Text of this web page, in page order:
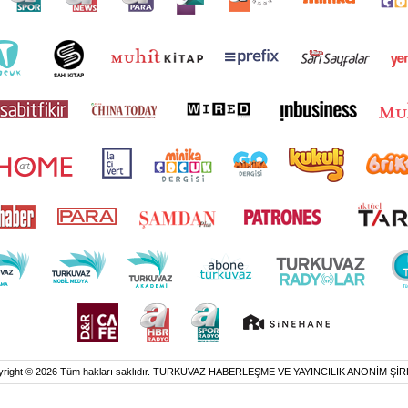
© 2026 Tüm hakları saklıdır. TURKUVAZ HABERLEŞME VE YAYINCILIK ANONİM